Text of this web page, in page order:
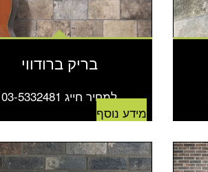
בריק ברודווי
למחיר חייג 03-5332481
מידע נוסף